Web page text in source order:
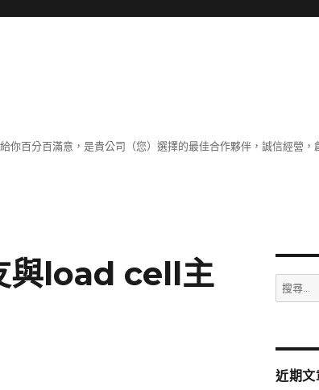
百分百滿意，是貴公司（您）選擇的最佳合作夥伴，誠信經營，
與load cell主
搜
尋
字:
近期文